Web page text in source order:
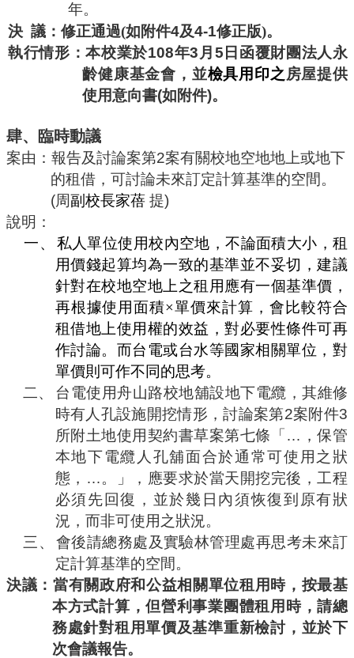
年。
決 議：修正通過(如附件4及4-1修正版)。
執行情形：本校業於108年3 月 5 日函覆財團法人永
齡健康基金會，並檢具用印之房屋提供
使用意向書(如附件)。
肆、臨時動議
案由：報告及討論案第2案有關校地空地地上或地下
的租借，可討論未來訂定計算基準的空間。
(周副校長家蓓 提)
說明：
一、
私人單位使用校內空地，不論面積大小，租
用價錢起算均為一致的基準並不妥切，建議
針對在校地空地上之租用應有一個基準價，
再根據使用面積×單價來計算，會比較符合
租借地上使用權的效益，對必要性條件可再
作討論。而台電或台水等國家相關單位，對
單價則可作不同的思考。
二、
台電使用舟山路校地舖設地下電纜，其維修
時有人孔設施開挖情形，討論案第2案附件3
所附土地使用契約書草案第七條「 … ，保管
本地下電纜人孔舖面合於通常可使用之狀
態， …。」，應要求於當天開挖完後，工程
必須先回復，並於幾日內須恢復到原有狀
況，而非可使用之狀況。
三、
會後請總務處及實驗林管理處再思考未來訂
定計算基準的空間。
決議：當有關政府和公益相關單位租用時，按最基
本方式計算，但營利事業團體租用時，請總
務處針對租用單價及基準重新檢討，並於下
次會議報告。